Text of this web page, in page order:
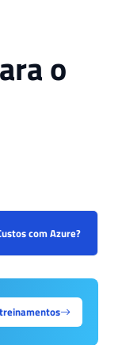
o
com Azure?